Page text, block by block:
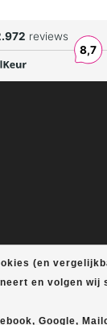
(en
en volgen
Google, ©